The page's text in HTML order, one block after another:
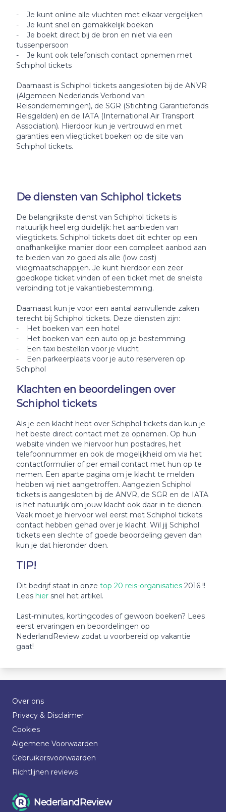
- Je kunt online alle vluchten met elkaar vergelijken
- Je kunt snel en gemakkelijk boeken
- Je boekt direct bij de bron en niet via een
tussenpersoon
- Je kunt ook telefonisch contact opnemen met
Schiphol tickets
Daarnaast is Schiphol tickets aangesloten bij de ANVR
(Algemeen Nederlands Verbond van
Reisondernemingen), de SGR (Stichting Garantiefonds
Reisgelden) en de IATA (International Air Transport
Association). Hierdoor kun je vertrouwd en met
garanties een vliegticket boeken op de site van
Schiphol tickets.
De diensten van Schiphol tickets
De belangrijkste dienst van Schiphol tickets is
natuurlijk heel erg duidelijk: het aanbieden van
vliegtickets. Schiphol tickets doet dit echter op een
onafhankelijke manier door een compleet aanbod aan
te bieden van zo goed als alle (low cost)
vliegmaatschappijen. Je kunt hierdoor een zeer
goedkope ticket vinden of een ticket met de snelste
verbinding tot je vakantiebestemming.
Daarnaast kun je voor een aantal aanvullende zaken
terecht bij Schiphol tickets. Deze diensten zijn:
- Het boeken van een hotel
- Het boeken van een auto op je bestemming
- Een taxi bestellen voor je vlucht
- Een parkeerplaats voor je auto reserveren op
Schiphol
Klachten en beoordelingen over
Schiphol tickets
Als je een klacht hebt over Schiphol tickets dan kun je
het beste direct contact met ze opnemen. Op hun
website vinden we hiervoor hun postadres, het
telefoonnummer en ook de mogelijkheid om via het
contactformulier of per email contact met hun op te
nemen. Een aparte pagina om je klacht te melden
hebben wij niet aangetroffen. Aangezien Schiphol
tickets is aangesloten bij de ANVR, de SGR en de IATA
is het natuurlijk om jouw klacht ook daar in te dienen.
Vaak moet je hiervoor wel eerst met Schiphol tickets
contact hebben gehad over je klacht. Wil jij Schiphol
tickets een slechte of goede beoordeling geven dan
kun je dat hieronder doen.
TIP!
Dit bedrijf staat in onze top 20 reis-organisaties 2016 !!
Lees hier snel het artikel.
Last-minutes, kortingcodes of gewoon boeken? Lees
eerst ervaringen en beoordelingen op
NederlandReview zodat u voorbereid op vakantie
gaat!
Over ons
Privacy & Disclaimer
Cookies
Algemene Voorwaarden
Gebruikersvoorwaarden
Richtlijnen reviews
NederlandReview